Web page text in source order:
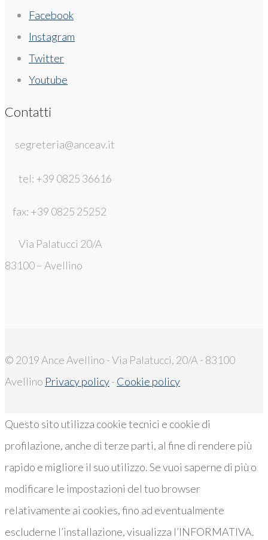
Facebook
Instagram
Twitter
Youtube
Contatti
segreteria@anceav.it
tel: +39 0825 36616
fax: +39 0825 25252
Via Palatucci 20/A
83100 – Avellino
© 2019 Ance Avellino - Via Palatucci, 20/A - 83100
Avellino Privacy policy- Cookie policy
Questo sito utilizza cookie tecnici e cookie di
profilazione, anche di terze parti, al fine di rendere più
rapido e migliore il suo utilizzo. Se vuoi saperne di più o
modificare le impostazioni del tuo browser
relativamente ai cookies, fino ad eventualmente
escluderne l’installazione, visualizza l’INFORMATIVA.